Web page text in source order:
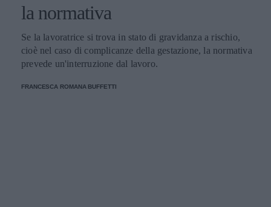
la normativa
Se la lavoratrice si trova in stato di gravidanza a rischio,
cioè nel caso di complicanze della gestazione, la normativa
prevede un'interruzione dal lavoro.
FRANCESCA ROMANA BUFFETTI